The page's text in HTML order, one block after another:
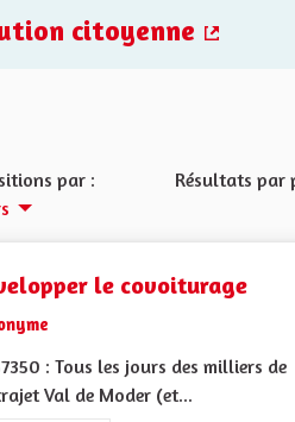
citoyenne
par :
Résultats par
le covoiturage
: Tous les jours des milliers de
Val de Moder (et...